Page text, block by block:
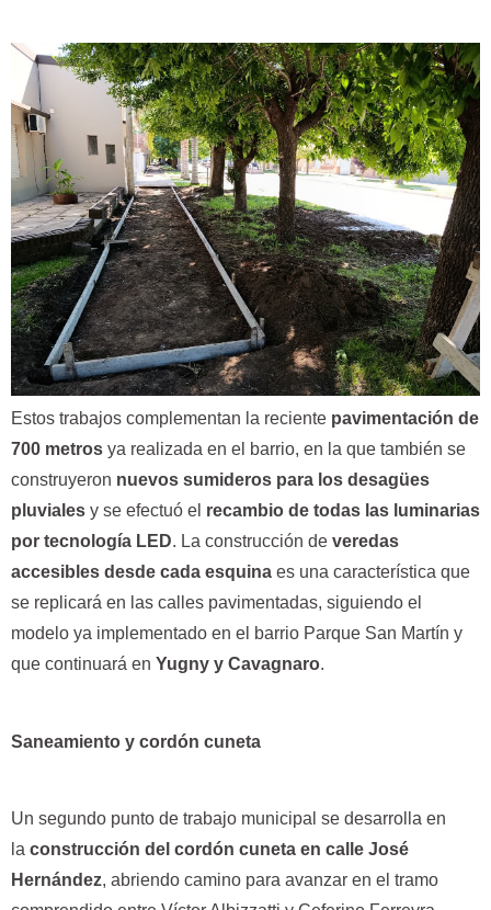
Estos trabajos complementan la reciente pavimentación de
700 metros ya realizada en el barrio, en la que también se
construyeron nuevos sumideros para los desagües
pluviales y se efectuó el recambio de todas las luminarias
por tecnología LED. La construcción de veredas
accesibles desde cada esquina es una característica que
se replicará en las calles pavimentadas, siguiendo el
modelo ya implementado en el barrio Parque San Martín y
que continuará en Yugny y Cavagnaro.
Saneamiento y cordón cuneta
Un segundo punto de trabajo municipal se desarrolla en
la construcción del cordón cuneta en calle José
Hernández, abriendo camino para avanzar en el tramo